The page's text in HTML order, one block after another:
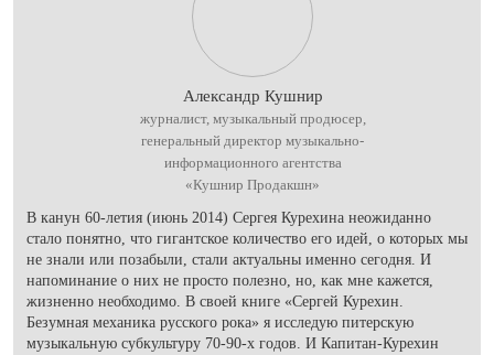
Александр Кушнир
журналист, музыкальный продюсер,
генеральный директор музыкально-
информационного агентства
«Кушнир Продакшн»
В канун 60-летия (июнь 2014) Сергея Курехина неожиданно
стало понятно, что гигантское количество его идей, о которых мы
не знали или позабыли, стали актуальны именно сегодня. И
напоминание о них не просто полезно, но, как мне кажется,
жизненно необходимо. В своей книге «Сергей Курехин.
Безумная механика русского рока» я исследую питерскую
музыкальную субкультуру 70-90-х годов. И Капитан-Курехин